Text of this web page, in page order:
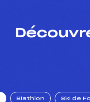
Biathlon Ski de